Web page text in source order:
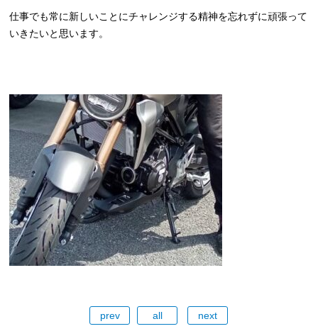
仕事でも常に新しいことにチャレンジする精神を忘れずに頑張って
いきたいと思います。
prev all next